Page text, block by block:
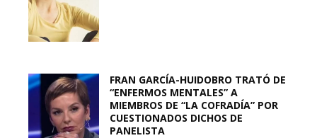
FRAN GARCÍA-HUIDOBRO TRATÓ DE
“ENFERMOS MENTALES” A
MIEMBROS DE “LA COFRADÍA” POR
CUESTIONADOS DICHOS DE
PANELISTA